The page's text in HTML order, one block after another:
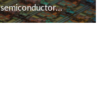
semiconductor
manufacturing